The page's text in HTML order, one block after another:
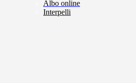
Albo online
Interpelli